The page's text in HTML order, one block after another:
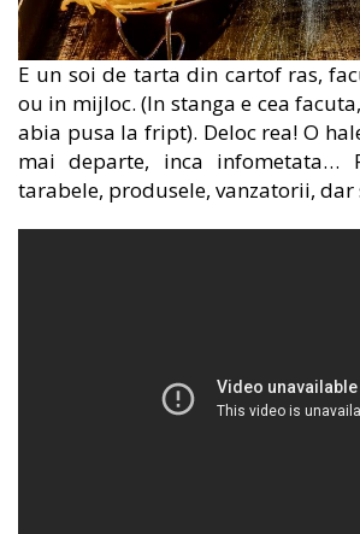
E un soi de tarta din cartof ras,
ou in mijloc. (In stanga e cea
abia pusa la fript). Deloc rea! O
mai departe, inca infometata…
tarabele, produsele, vanzatorii, dar